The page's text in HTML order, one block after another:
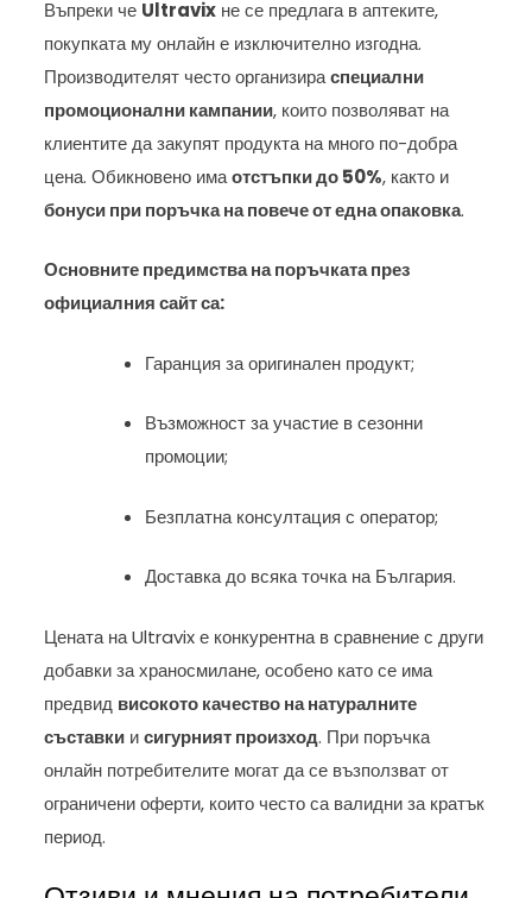
Въпреки че Ultravix не се предлага в аптеките,
покупката му онлайн е изключително изгодна.
Производителят често организираспециални
промоционални кампании, които позволяват на
клиентите да закупят продукта на много по-добра
цена. Обикновено имаотстъпки до 50%, както и
бонуси при поръчка на повече от една опаковка.
Основните предимства на поръчката през
официалния сайт са:
Гаранция за оригинален продукт;
Възможност за участие в сезонни
промоции;
Безплатна консултация с оператор;
Доставка до всяка точка на България.
Цената на Ultravix е конкурентна в сравнение с други
добавки за храносмилане, особено като се има
предвид високото качество на натуралните
съставки исигурният произход. При поръчка
онлайн потребителите могат да се възползват от
ограничени оферти, които често са валидни за кратък
период.